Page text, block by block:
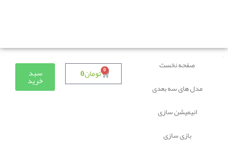
صفحه نخست
مدل های سه بعدی
انیمیشن سازی
بازی سازی
تومان0 0 سبد
خرید